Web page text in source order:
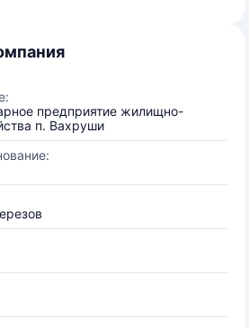
предприятие жилищно-
п. Вахруши